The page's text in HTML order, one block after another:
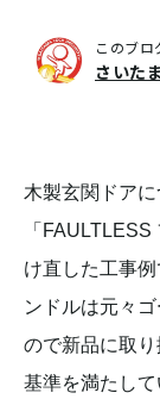
このブ
さいた
木製玄関ドア
「
け直した工事
ンドルは元々
ので新品に取
基準を満たし